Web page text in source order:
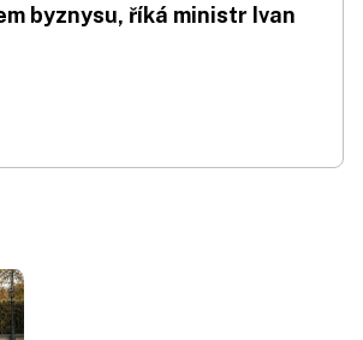
byznysu, říká ministr Ivan